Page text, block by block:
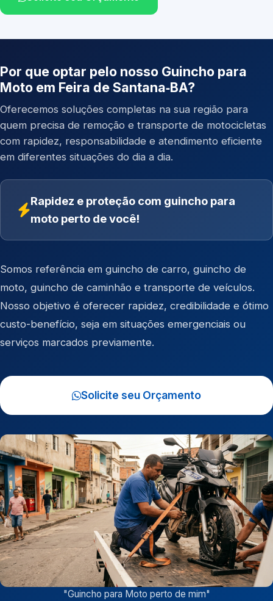
Por que optar pelo nosso Guincho para
Moto em Feira de Santana‑BA?
Oferecemos soluções completas na sua região para
quem precisa de remoção e transporte de motocicletas
com rapidez, responsabilidade e atendimento eficiente
em diferentes situações do dia a dia.
Rapidez e proteção com guincho para
moto perto de você!
Somos referência em guincho de carro, guincho de
moto, guincho de caminhão e transporte de veículos.
Nosso objetivo é oferecer rapidez, credibilidade e ótimo
custo-benefício, seja em situações emergenciais ou
serviços marcados previamente.
Solicite seu Orçamento
"Guincho para Moto perto de mim"